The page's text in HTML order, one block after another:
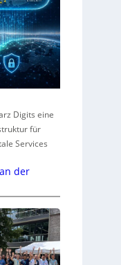
Digits eine
für
Services
der